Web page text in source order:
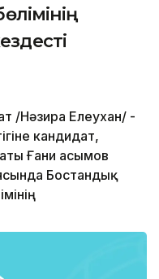
/Нәзира Елеухан/ -
кандидат,
Ғани Қасымов
Бостандық